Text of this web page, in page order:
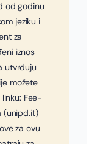
od godinu
jeziku i
za
iznos
utvrđuju
možete
Fee-
(unipd.it)
za ovu